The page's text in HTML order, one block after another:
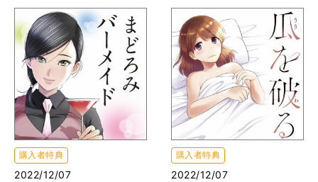
購入者特典
2022/12/07
購入者特典
2022/12/07